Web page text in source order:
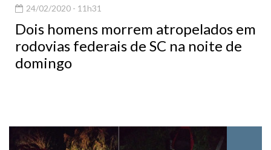
24/02/2020 - 11h31
Dois homens morrem atropelados em
rodovias federais de SC na noite de
domingo